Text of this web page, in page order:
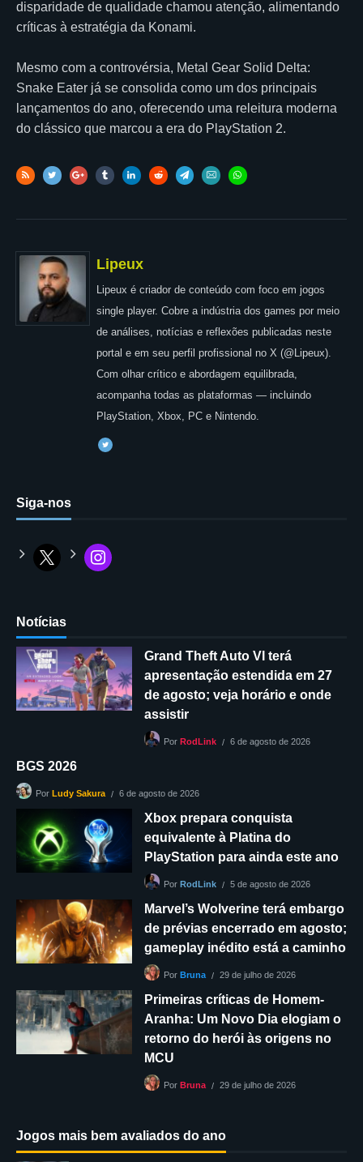
disparidade de qualidade chamou atenção, alimentando
críticas à estratégia da Konami.
Mesmo com a controvérsia, Metal Gear Solid Delta:
Snake Eater já se consolida como um dos principais
lançamentos do ano, oferecendo uma releitura moderna
do clássico que marcou a era do PlayStation 2.
Lipeux
Lipeux é criador de conteúdo com foco em jogos
single player. Cobre a indústria dos games por meio
de análises, notícias e reflexões publicadas neste
portal e em seu perfil profissional no X (@Lipeux).
Com olhar crítico e abordagem equilibrada,
acompanha todas as plataformas — incluindo
PlayStation, Xbox, PC e Nintendo.
Siga-nos
Notícias
Grand Theft Auto VI terá
apresentação estendida em 27
de agosto; veja horário e onde
assistir
Por RodLink 6 de agosto de 2026
BGS 2026
Por Ludy Sakura 6 de agosto de 2026
Xbox prepara conquista
equivalente à Platina do
PlayStation para ainda este ano
Por RodLink 5 de agosto de 2026
Marvel’s Wolverine terá embargo
de prévias encerrado em agosto;
gameplay inédito está a caminho
Por Bruna 29 de julho de 2026
Primeiras críticas de Homem-
Aranha: Um Novo Dia elogiam o
retorno do herói às origens no
MCU
Por Bruna 29 de julho de 2026
Jogos mais bem avaliados do ano